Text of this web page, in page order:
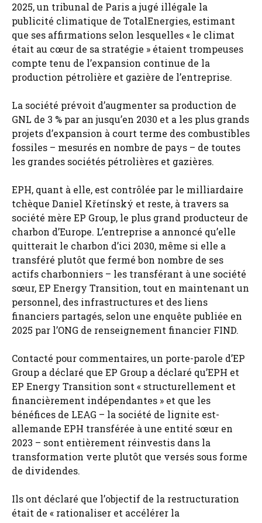
2025, un tribunal de Paris a jugé illégale la
publicité climatique de TotalEnergies, estimant
que ses affirmations selon lesquelles « le climat
était au cœur de sa stratégie » étaient trompeuses
compte tenu de l’expansion continue de la
production pétrolière et gazière de l’entreprise.
La société prévoit d’augmenter sa production de
GNL de 3 % par an jusqu’en 2030 et a les plus grands
projets d’expansion à court terme des combustibles
fossiles – mesurés en nombre de pays – de toutes
les grandes sociétés pétrolières et gazières.
EPH, quant à elle, est contrôlée par le milliardaire
tchèque Daniel Křetínský et reste, à travers sa
société mère EP Group, le plus grand producteur de
charbon d’Europe. L’entreprise a annoncé qu’elle
quitterait le charbon d’ici 2030, même si elle a
transféré plutôt que fermé bon nombre de ses
actifs charbonniers – les transférant à une société
sœur, EP Energy Transition, tout en maintenant un
personnel, des infrastructures et des liens
financiers partagés, selon une enquête publiée en
2025 par l’ONG de renseignement financier FIND.
Contacté pour commentaires, un porte-parole d’EP
Group a déclaré que EP Group a déclaré qu’EPH et
EP Energy Transition sont « structurellement et
financièrement indépendantes » et que les
bénéfices de LEAG – la société de lignite est-
allemande EPH transférée à une entité sœur en
2023 – sont entièrement réinvestis dans la
transformation verte plutôt que versés sous forme
de dividendes.
Ils ont déclaré que l’objectif de la restructuration
était de « rationaliser et accélérer la